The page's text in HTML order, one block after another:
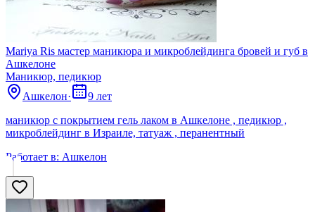
Mariya Ris мастер маникюра и микроблейдинга бровей и губ в
Ашкелоне
Маникюр, педикюр
Ашкелон·
9 лет
маникюр с покрытием гель лаком в Ашкелоне , педикюр ,
микроблейдинг в Израиле, татуаж , перанентный
Работает в: Ашкелон